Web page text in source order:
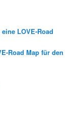
LOVE-Road
Road Map für den